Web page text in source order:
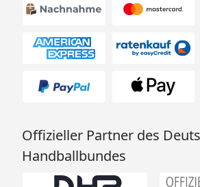
Offizieller Partner des
Handballbundes